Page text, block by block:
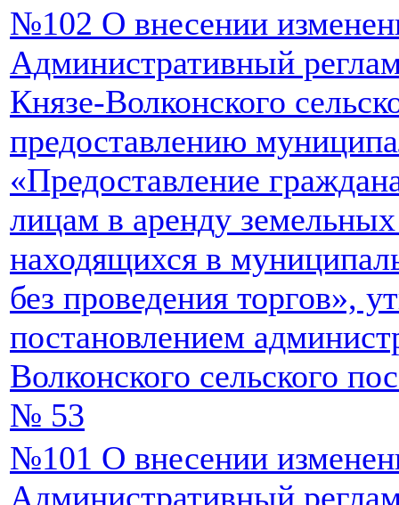
№102 О внесении
Административный
Князе-Волконского
предоставлению
«Предоставление
лицам в аренду земельных
находящихся в
без проведения торгов»,
постановлением
Волконского сельского
№ 53
№101 О внесении
Административный